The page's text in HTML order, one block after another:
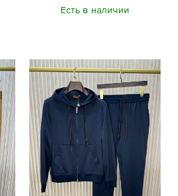
Есть в наличии